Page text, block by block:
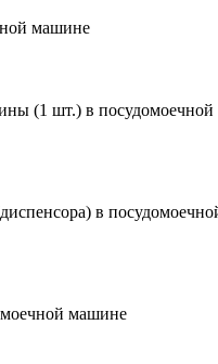
машине
(1 шт.) в посудомоечной
в
машине